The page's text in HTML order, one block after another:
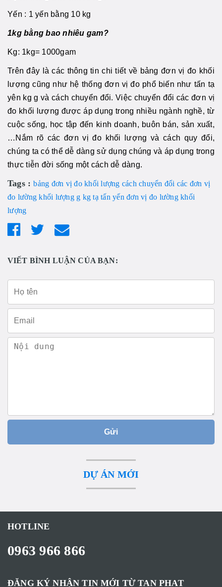
Yến : 1 yến bằng 10 kg
1kg bằng bao nhiêu gam?
Kg: 1kg= 1000gam
Trên đây là các thông tin chi tiết về bảng đơn vị đo khối
lượng cũng như hệ thống đơn vị đo phổ biến như tấn tạ
yên kg g và cách chuyển đổi. Việc chuyển đổi các đơn vị
đo khối lượng được áp dụng trong nhiều ngành nghề, từ
cuộc sống, học tập đến kinh doanh, buôn bán, sản xuất,
…Nắm rõ các đơn vị đo khối lượng và cách quy đổi,
chúng ta có thể dễ dàng sử dụng chúng và áp dụng trong
thực tiễn đời sống một cách dễ dàng.
Tags :bảng đơn vị đo khối lượng cách chuyển đổi các đơn vị
đo lường khối lượng g kg tạ tấn yến đơn vị đo lường khối
lượng
VIẾT BÌNH LUẬN CỦA BẠN:
Gửi
DỰ ÁN MỚI
HOTLINE
0963 966 866
ĐĂNG KÝ NHẬN TIN MỚI TỪ TAN PHAT